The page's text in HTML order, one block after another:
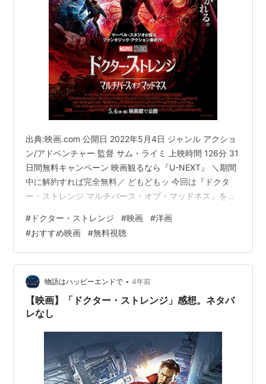
出典:映画.com 公開日 2022年5月4日 ジャンル アクショ
ン/アドベンチャー 監督 サム・ライミ 上映時間 126分 31
日間無料キャンペーン 映画観るなら『U-NEXT』 ＼期間
中に解約すれば完全無料／ どもどもッ 今回は『ドクタ
ー・ストレンジ マルチバース・オブ・マッドネス』を紹
】 【 登 場 人 物 】 【 あ ら す じ 】 【 お す す め ポ イ
ン ト 】 【 ま と め 】 【 基 本 情 報 】 元天才外科医で
あり、現在は魔術師となったドクター・ストレンジの戦
いを描く『ドクター・ストレンジ』シリーズの…
# ドクター・ストレンジ #映画 #洋画
#おすすめ映画 #無料視聴
物語はハッピーエンドで • 4年前
【映画】「ドクター・ストレンジ」感想。ネタバ
レなし